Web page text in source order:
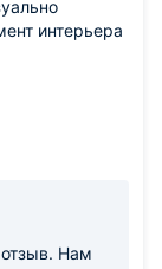
интерьера
Выигрышное
целям
строгие
отзыв. Нам